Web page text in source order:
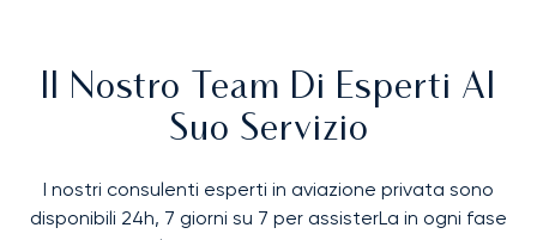
Il Nostro Team Di Esperti Al
Suo Servizio
I nostri consulenti esperti in aviazione privata sono
disponibili 24h, 7 giorni su 7 per assisterLa in ogni fase